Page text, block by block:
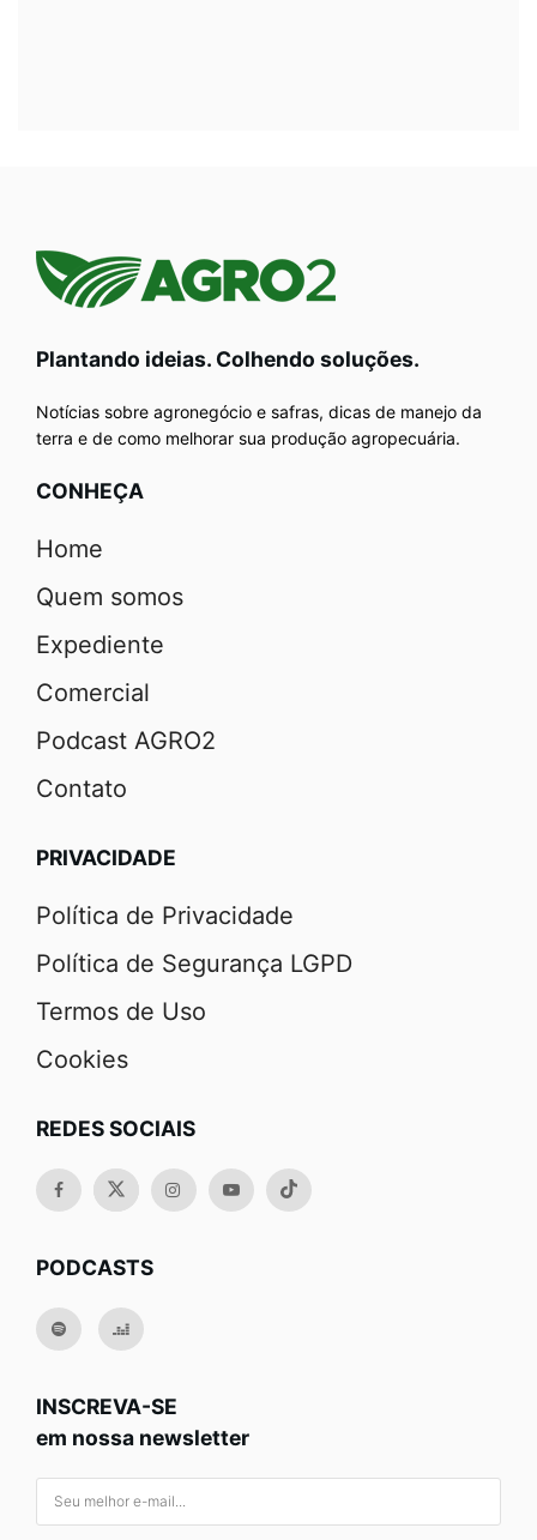
Plantando ideias. Colhendo soluções.
Notícias sobre agronegócio e safras, dicas de manejo da
terra e de como melhorar sua produção agropecuária.
CONHEÇA
Home
Quem somos
Expediente
Comercial
Podcast AGRO2
Contato
PRIVACIDADE
Política de Privacidade
Política de Segurança LGPD
Termos de Uso
Cookies
REDES SOCIAIS
PODCASTS
INSCREVA-SE
em nossa newsletter